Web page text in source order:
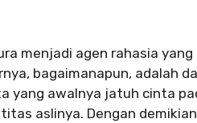
menjadi agen rahasia yang
bagaimanapun, adalah
yang awalnya jatuh cinta
aslinya. Dengan